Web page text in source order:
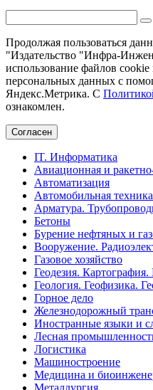
Продолжая пользоваться
"Издательство "Инфра-
использование файлов cookie
персональных данных с
Яндекс.Метрика. С
ознакомлен.
Согласен
IT. Информатика
Авиационная и
Автоматизация
Автомобильная техника
Арматура.
Бетоны
Бурение нефтяных и
Вооружение.
Газовое хозяйство
Геодезия.
Геология. Геофизика.
Горное дело
Железнодорожный
Иностранные языки и
Лесная
Логистика
Машиностроение
Медицина и
Металлургия